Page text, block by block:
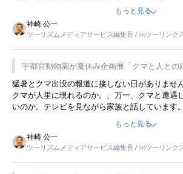
をした時は、移動はグレイハウンドバスでした
用してホテル代を浮かせていました。ただし、
す。若い人が夜行バスで京都に行った、青森に
が残らないのかなと思ってしまいます。
もっと見る
神崎 公一
ツーリズムメディアサービス編集長 / ㈱ツーリンク
宇都宮動物園が夏休み企画展「クマと人との
開催
猛暑とクマ出没の報道に接しない日がありませ
クマが人里に現れるのか。、万一、クマと遭遇
いのか。テレビを見ながら家族と話しています
んてことは、冗談でもいえません。そんな中で
もっと見る
神崎 公一
ツーリズムメディアサービス編集長 / ㈱ツーリンク